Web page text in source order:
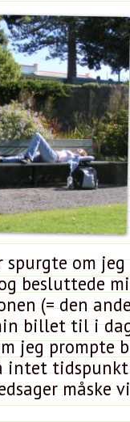
om
besluttede
(= den
billet til i
jeg prompte
intet
måske